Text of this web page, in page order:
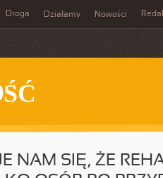
Droga Działamy Nowości
NAM SIĘ, ŻE